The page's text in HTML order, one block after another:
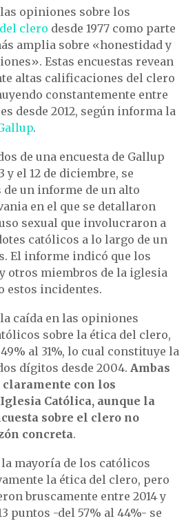
opiniones sobre los
clero desde 1977 como parte
amplia sobre «honestidad y
Estas encuestas revean
altas calificaciones del clero
constantemente entre
desde 2012, según informa la
.
de una encuesta de Gallup
y el 12 de diciembre, se
de un informe de un alto
en el que se detallaron
sexual que involucraron a
católicos a lo largo de un
El informe indicó que los
otros miembros de la iglesia
estos incidentes.
caída en las opiniones
sobre la ética del clero,
al 31%, lo cual constituye la
dígitos desde 2004. Ambas
claramente con los
Católica, aunque la
sobre el clero no
concreta.
la mayoría de los católicos
la ética del clero, pero
bruscamente entre 2014 y
puntos -del 57% al 44%- se